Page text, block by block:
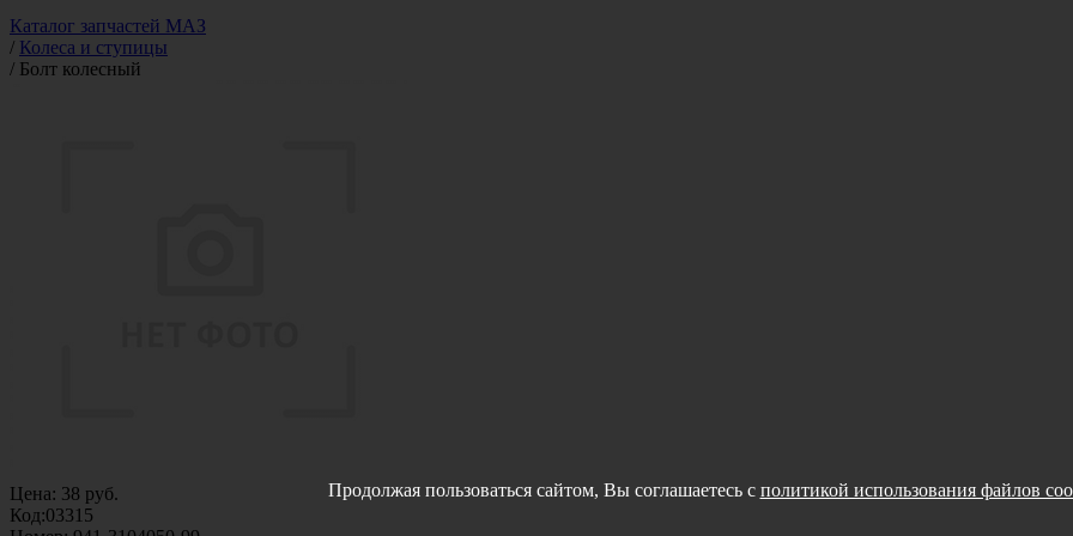
Каталог запчастей МАЗ
/ Колеса и ступицы
/ Болт колесный
Цена: 38 руб.
Код:03315
Продолжая пользоваться сайтом, Вы соглашаетесь с политикой использования файлов